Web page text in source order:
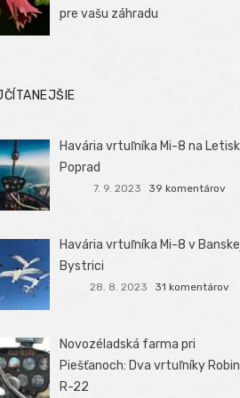
pre vašu záhradu
Havária vrtuľníka Mi-8 na
Poprad
7. 9. 2023 39 komentárov
Havária vrtuľníka Mi-8 v
Bystrici
28. 8. 2023 31 komentárov
Novozéladská farma pri
Piešťanoch: Dva vrtuľníky
R-22